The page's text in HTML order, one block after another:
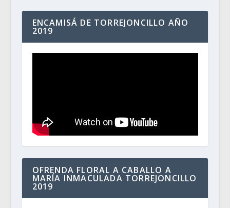
ENCAMISÁ DE TORREJONCILLO AÑO
2019
OFRENDA FLORAL A CABALLO A
MARÍA INMACULADA TORREJONCILLO
2019